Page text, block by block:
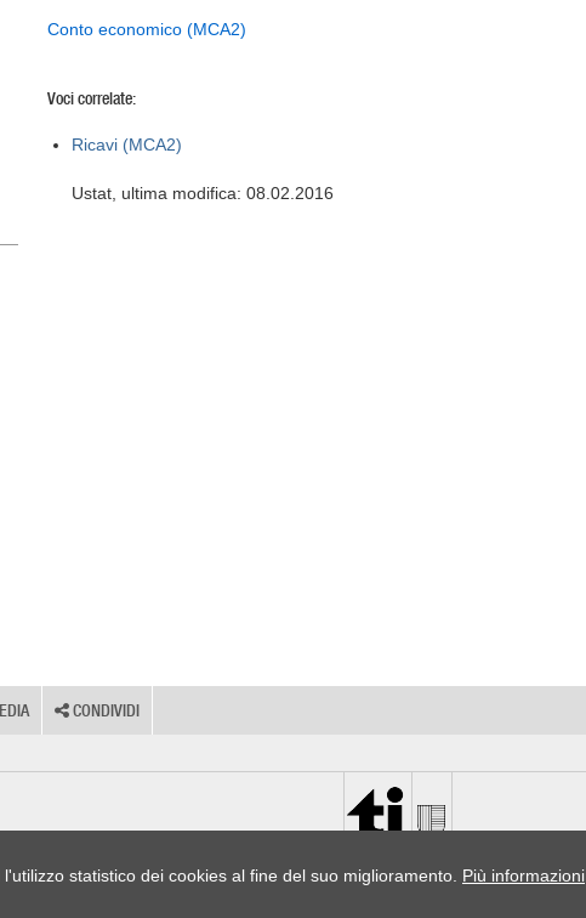
statistico dei cookies al fine del suo miglioramento. Più informazioni
Conto economico (MCA2)
Voci correlate:
Ricavi (MCA2)
Ustat, ultima modifica: 08.02.2016
CONDIVIDI